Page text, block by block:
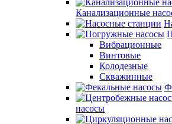
Канализационные
Вибрационные
Винтовые
Колодезные
Скважинные
насосы